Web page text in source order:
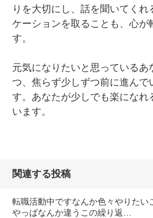
りを大切にし、話を聞いてくれ
ケーションを取ることも、心が
す。
元気になりたいと思っているあ
つ、焦らず少しずつ前に進んで
す。あなたが少しでも楽になれ
います。
関連する投稿
転職活動中ですなんか色々やりたい
やっぱなんか違うこの繰り返…